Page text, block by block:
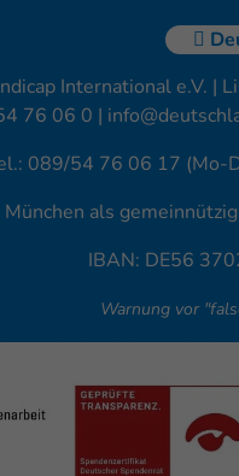
International e.V. |
76 06 0 |
089/54 76 06 17 (Mo-
als
IBAN: DE56
Warnung vor